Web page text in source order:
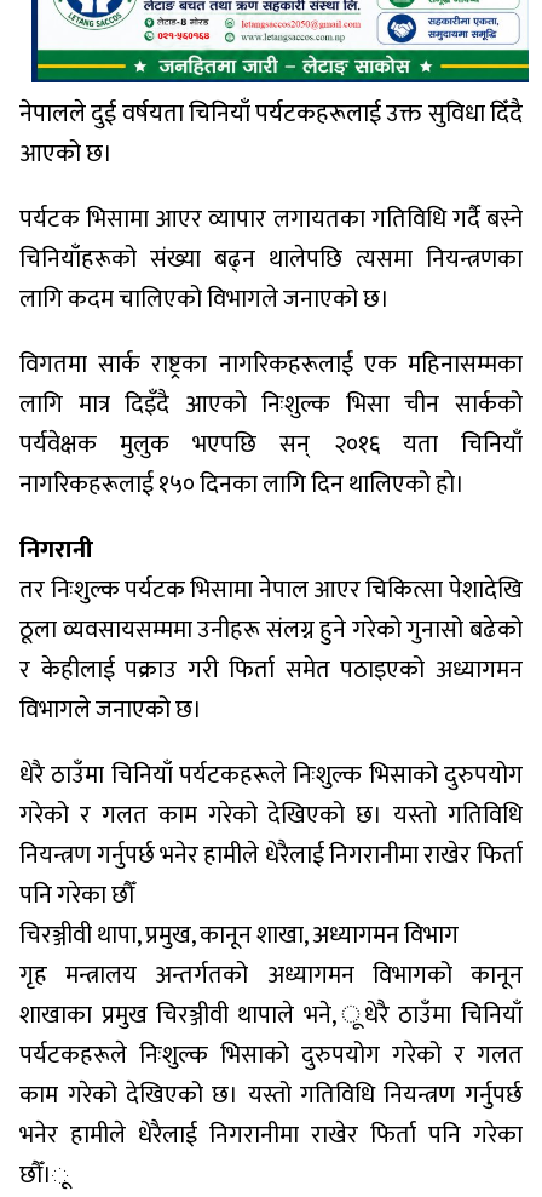
नेपालले दुई वर्षयता चिनियाँ पर्यटकहरूलाई उक्त सुविधा दिँदै
आएको छ।
पर्यटक भिसामा आएर व्यापार लगायतका गतिविधि गर्दै बस्ने
चिनियाँहरूको संख्या बढ्न थालेपछि त्यसमा नियन्त्रणका
लागि कदम चालिएको विभागले जनाएको छ।
विगतमा सार्क राष्ट्रका नागरिकहरूलाई एक महिनासम्मका
लागि मात्र दिइँदै आएको निःशुल्क भिसा चीन सार्कको
पर्यवेक्षक मुलुक भएपछि सन् २०१६ यता चिनियाँ
नागरिकहरूलाई १५० दिनका लागि दिन थालिएको हो।
निगरानी
तर निःशुल्क पर्यटक भिसामा नेपाल आएर चिकित्सा पेशादेखि
ठूला व्यवसायसम्ममा उनीहरू संलग्न हुने गरेको गुनासो बढेको
र केहीलाई पक्राउ गरी फिर्ता समेत पठाइएको अध्यागमन
विभागले जनाएको छ।
धेरै ठाउँमा चिनियाँ पर्यटकहरूले निःशुल्क भिसाको दुरुपयोग
गरेको र गलत काम गरेको देखिएको छ। यस्तो गतिविधि
नियन्त्रण गर्नुपर्छ भनेर हामीले धेरैलाई निगरानीमा राखेर फिर्ता
पनि गरेका छौँ
चिरञ्जीवी थापा, प्रमुख, कानून शाखा, अध्यागमन विभाग
गृह मन्त्रालय अन्तर्गतको अध्यागमन विभागको कानून
शाखाका प्रमुख चिरञ्जीवी थापाले भने, ूधेरै ठाउँमा चिनियाँ
पर्यटकहरूले निःशुल्क भिसाको दुरुपयोग गरेको र गलत
काम गरेको देखिएको छ। यस्तो गतिविधि नियन्त्रण गर्नुपर्छ
भनेर हामीले धेरैलाई निगरानीमा राखेर फिर्ता पनि गरेका
छौँ।ू